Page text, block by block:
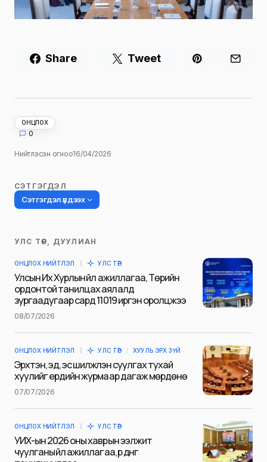
Share Tweet
ОНЦЛОХ
0
Нийтлэсэн огноо16/04/2026
СЭТГЭГДЭЛ
Сэтгэгдэл үлдээх
Таны имэйл хаягийг нийтлэхгүй.
тэмдэглэсэн
Сэтгэгдэл*
Name
УЛС ТӨР, ДУУЛИАН
ОНЦЛОХ НИЙТЛЭЛ УЛС ТӨР
Улсын Их Хурлын үйл ажиллагаа, Төрийн
ордонтой танилцах аялалд
зургаадугаар сард 11019 иргэн оролцжээ
08/07/2026
ОНЦЛОХ НИЙТЛЭЛ УЛС ТӨР ХУУЛЬ ЭРХ ЗҮЙ
Эрхтэн, эд, эс шилжүүлэн суулгах тухай
хуулийг ердийн журмаар дагаж мөрдөнө
07/07/2026
ОНЦЛОХ НИЙТЛЭЛ УЛС ТӨР
УИХ-ын 2026 оны хаврын ээлжит
чуулганы үйл ажиллагаа, үр дүнг